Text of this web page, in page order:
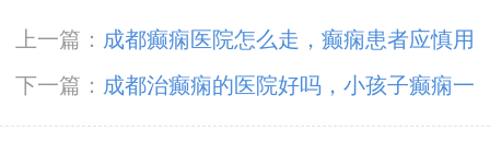
上一篇： 成都癫痫医院怎么走，癫痫患者应慎用
哪些药物?
下一篇： 成都治癫痫的医院好吗，小孩子癫痫一
般要注意什么?